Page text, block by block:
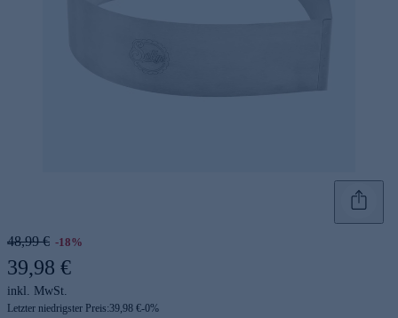
48,99 € -18%
39,98 €
inkl. MwSt.
Letzter niedrigster Preis:39,98 €-0%